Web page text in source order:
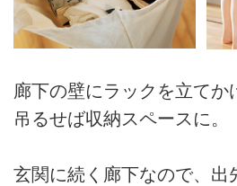
廊下の壁にラックを立てか
吊るせば収納スペースに。
玄関に続く廊下なので、出